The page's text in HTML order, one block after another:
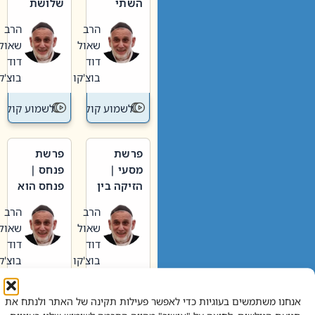
אנחנו משתמשים בעוגיות כדי לאפשר פעילות תקינה של האתר ולנתח את
וערב של
חיינו
הרב
שאול
דוד
בוצ'קו
לשמוע קול תורה – מדרש
האבות
הרב
שאול
דוד
בוצ'קו
לשמוע קול
פרשת
מסעי |
הזיקה בין
הגדול לעם הרב
שאול
דוד
בוצ'קו
לשמוע קול תורה – מדרש
פרשת
פנחס |
פנחס הוא
אליהו: בין
קנאות
הורסת
לקנאות
בונה
הרב
שאול
דוד
בוצ'קו
לשמוע קול